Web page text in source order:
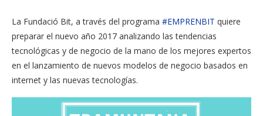
La Fundació Bit, a través del programa #EMPRENBIT quiere
preparar el nuevo año 2017 analizando las tendencias
tecnológicas y de negocio de la mano de los mejores expertos
en el lanzamiento de nuevos modelos de negocio basados en
internet y las nuevas tecnologías.